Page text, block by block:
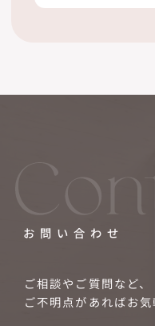
お問い合わせ
ご相談やご質問など、
ご不明点があればお